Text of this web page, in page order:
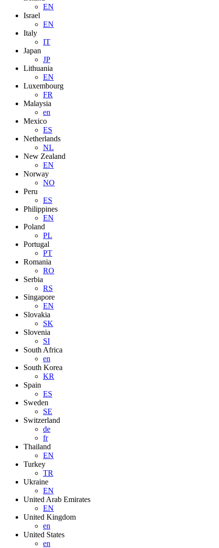
EN
Israel
EN
Italy
IT
Japan
JP
Lithuania
EN
Luxembourg
FR
Malaysia
en
Mexico
ES
Netherlands
NL
New Zealand
EN
Norway
NO
Peru
ES
Philippines
EN
Poland
PL
Portugal
PT
Romania
RO
Serbia
RS
Singapore
EN
Slovakia
SK
Slovenia
SI
South Africa
en
South Korea
KR
Spain
ES
Sweden
SE
Switzerland
de
fr
Thailand
EN
Turkey
TR
Ukraine
EN
United Arab Emirates
EN
United Kingdom
en
United States
en